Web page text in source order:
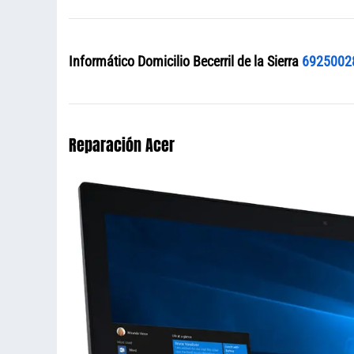
Informático Domicilio Becerril de la Sierra
Reparación Acer